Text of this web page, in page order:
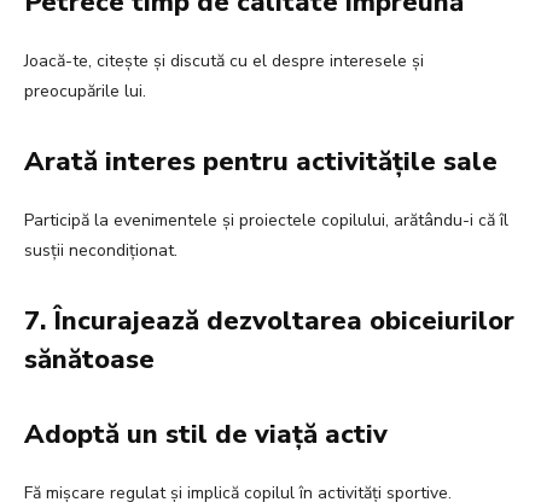
Joacă-te, citește și discută cu el despre interesele și
preocupările lui.
Arată interes pentru activitățile sale
Participă la evenimentele și proiectele copilului, arătându-i că îl
susții necondiționat.
7. Încurajează dezvoltarea obiceiurilor
sănătoase
Adoptă un stil de viață activ
Fă mișcare regulat și implică copilul în activități sportive.